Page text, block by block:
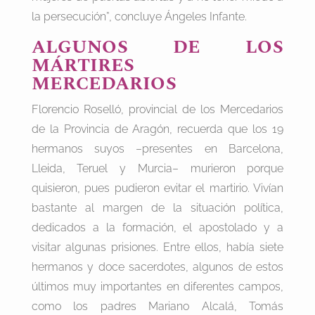
la persecución”, concluye Ángeles Infante.
ALGUNOS DE LOS
MÁRTIRES
MERCEDARIOS
Florencio Roselló, provincial de los Mercedarios
de la Provincia de Aragón, recuerda que los 19
hermanos suyos –presentes en Barcelona,
Lleida, Teruel y Murcia– murieron porque
quisieron, pues pudieron evitar el martirio. Vivían
bastante al margen de la situación política,
dedicados a la formación, el apostolado y a
visitar algunas prisiones. Entre ellos, había siete
hermanos y doce sacerdotes, algunos de estos
últimos muy importantes en diferentes campos,
como los padres Mariano Alcalá, Tomás